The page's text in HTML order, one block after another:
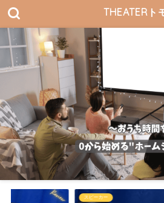
THEATERト
スピーカー